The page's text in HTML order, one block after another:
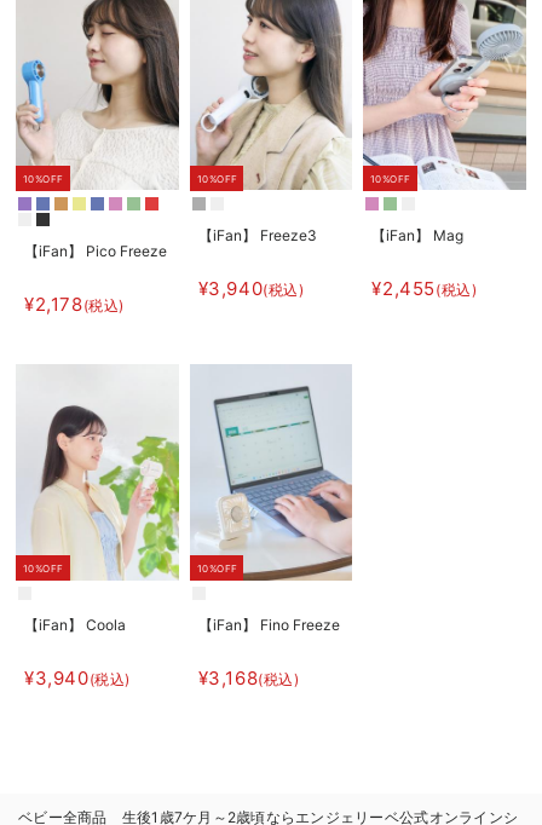
10%OFF
【iFan】 Pico Freeze
¥2,178(税込)
10%OFF
【iFan】 Freeze3
¥3,940(税込)
10%OFF
【iFan】 Mag
¥2,455 (税込)
10%OFF
【iFan】 Coola
¥3,940(税込)
10%OFF
【iFan】 Fino Freeze
¥3,168(税込)
ベビー全商品 生後1歳7ケ月～2歳頃ならエンジェリーベ公式オンラインシ